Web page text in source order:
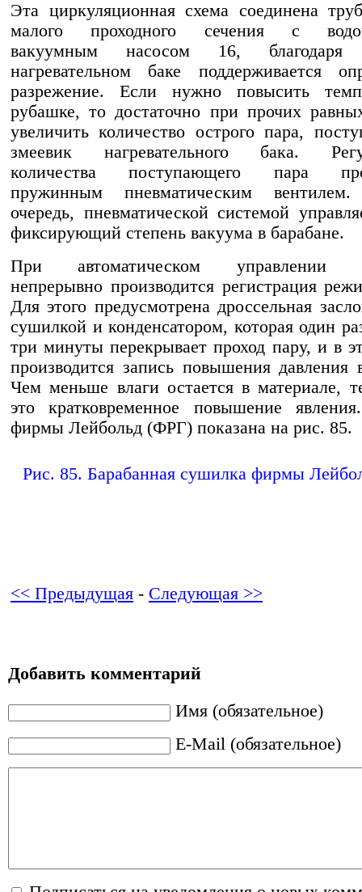
Эта циркуляционная схема соединена
малого проходного сечения с
вакуумным насосом 16,
нагревательном баке поддерживается
разрежение. Если нужно повысить
рубашке, то достаточно при прочих
увеличить количество острого пара,
змеевик нагревательного бака.
количества поступающего пара
пружинным пневматическим
очередь, пневматической системой
фиксирующий степень вакуума в барабане.
При автоматическом управлении
непрерывно производится регистрация
Для этого предусмотрена дроссельная
сушилкой и конденсатором, которая один
три минуты перекрывает проход пару, и в
производится запись повышения давления
Чем меньше влаги остается в материале,
это кратковременное повышение
фирмы Лейбольд (ФРГ) показана на рис. 85.
Рис. 85. Барабанная сушилка фирмы
<< Предыдущая - Следующая >>
Добавить комментарий
Имя (обязательное)
E-Mail (обязательное)